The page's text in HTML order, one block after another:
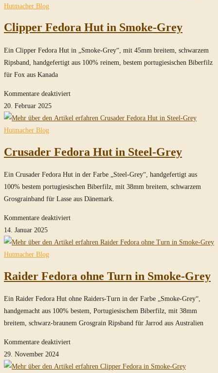
Steel-
Hutmacher Blog
Clipper Fedora Hut in Smoke-Grey
Ein Clipper Fedora Hut in „Smoke-Grey“, mit 45mm breitem, schwarzem
Ripsband, handgefertigt aus 100% reinem, bestem portugiesischen Biberfilz
für Fox aus Kanada
Kommentare deaktiviertfür
Fedora
Smoke-
20. Februar 2025
Hutmacher Blog
Crusader Fedora Hut in Steel-Grey
Ein Crusader Fedora Hut in der Farbe „Steel-Grey“, handgefertigt aus
100% bestem portugiesischen Biberfilz, mit 38mm breitem, schwarzem
Grosgrainband für Lasse aus Dänemark.
Kommentare deaktiviertfür
Fedora
Steel-
14. Januar 2025
Hutmacher Blog
Raider Fedora ohne Turn in Smoke-Grey
Ein Raider Fedora Hut ohne Raiders-Turn in der Farbe „Smoke-Grey“,
handgemacht aus 100% bestem, Portugiesischem Biberfilz, mit 38mm
breitem, schwarz-braunem Grosgrain Ripsband für Jarrod aus Australien
Kommentare deaktiviertfür
Fedora
29. November 2024